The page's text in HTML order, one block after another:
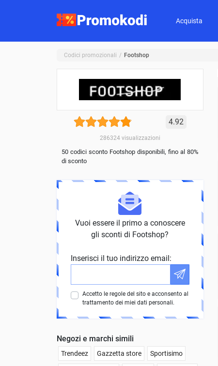
Acquista
Codici promozionali Footshop
4.92
286324visualizzazioni
50 codici sconto Footshop disponibili, fino al 80%
di sconto
Vuoi essere il primo a conoscere
gli sconti di Footshop?
Inserisci il tuo indirizzo email:
Accetto le regole del sito e acconsento al
trattamento dei miei dati personali.
Negozi e marchi simili
Trendeez Gazzetta store Sportisimo